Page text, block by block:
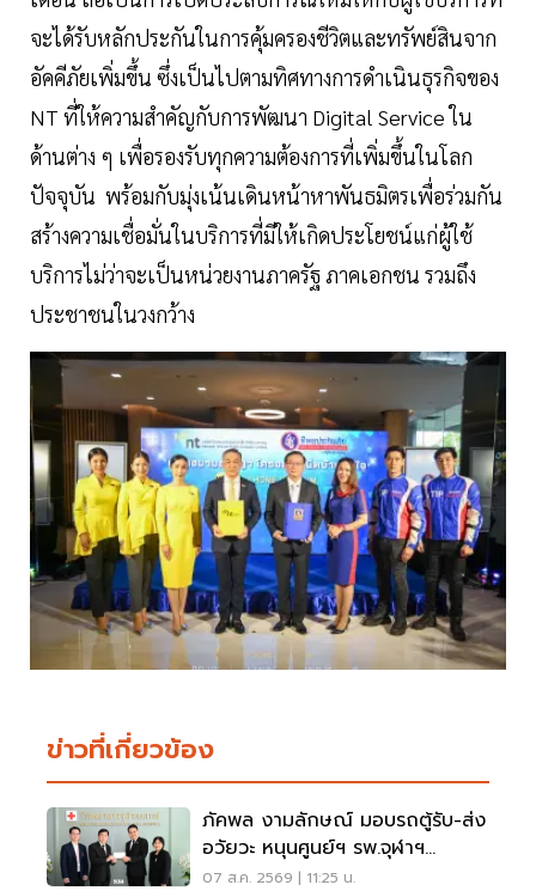
จะได้รับหลักประกันในการคุ้มครองชีวิตและทรัพย์สินจาก
อัคคีภัยเพิ่มขึ้น ซึ่งเป็นไปตามทิศทางการดำเนินธุรกิจของ
NT ที่ให้ความสำคัญกับการพัฒนา Digital Service ใน
ด้านต่าง ๆ เพื่อรองรับทุกความต้องการที่เพิ่มขึ้นในโลก
ปัจจุบัน พร้อมกับมุ่งเน้นเดินหน้าหาพันธมิตรเพื่อร่วมกัน
สร้างความเชื่อมั่นในบริการที่มีให้เกิดประโยชน์แก่ผู้ใช้
บริการไม่ว่าจะเป็นหน่วยงานภาครัฐ ภาคเอกชน รวมถึง
ประชาชนในวงกว้าง
ข่าวที่เกี่ยวข้อง
ภัคพล งามลักษณ์ มอบรถตู้รับ-ส่ง
อวัยวะ หนุนศูนย์ฯ รพ.จุฬาฯ
สภากาชาดไทย
07 ส.ค. 2569 | 11:25 น.